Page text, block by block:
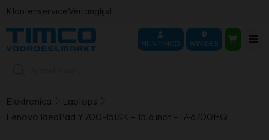
KlantenserviceVerlanglijst
MIJN TIMCO WINKELS
Elektronica
Laptops
Lenovo IdeaPad Y700-15ISK – 15,6 inch – i7-6700HQ